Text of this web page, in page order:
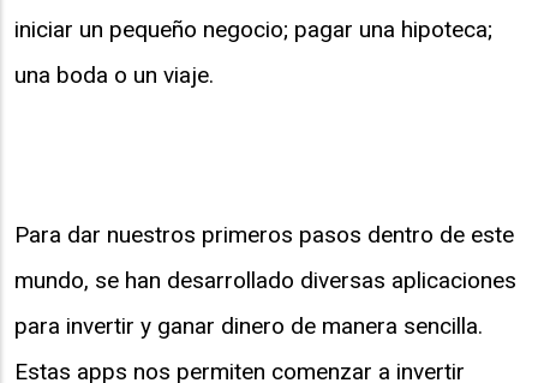
iniciar un pequeño negocio; pagar una hipoteca;
una boda o un viaje.
Para dar nuestros primeros pasos dentro de este
mundo, se han desarrollado diversas aplicaciones
para invertir y ganar dinero de manera sencilla.
Estas apps nos permiten comenzar a invertir